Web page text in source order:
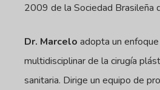
2009 de la Sociedad Brasileña
Dr. Marcelo adopta un
multidisciplinar de la cirugía
sanitaria. Dirige un equipo de